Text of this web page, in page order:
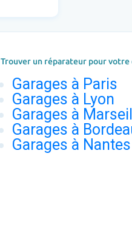
Trouver un réparateur pour votre
Garages à Paris
Garages à Lyon
Garages à
Garages à
Garages à Nantes